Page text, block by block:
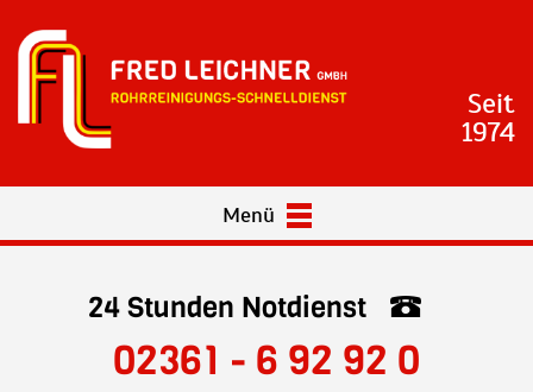
Seit
1974
Menü
24 Stunden Notdienst
02361 - 6 92 92 0